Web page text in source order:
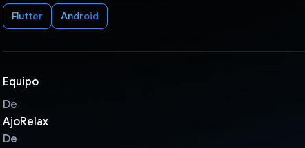
Flutter Android
Equipo
De
AjoRelax
De